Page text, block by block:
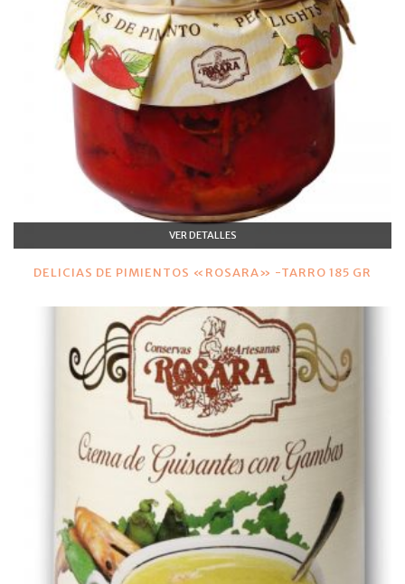
VER DETALLES
DELICIAS DE PIMIENTOS «ROSARA» -TARRO 185 GR